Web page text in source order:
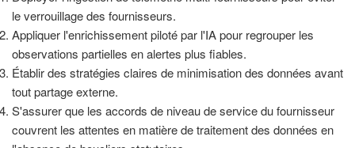
le verrouillage des fournisseurs.
Appliquer l'enrichissement piloté par l'IA pour regrouper les
observations partielles en alertes plus fiables.
Établir des stratégies claires de minimisation des données avant
tout partage externe.
S'assurer que les accords de niveau de service du fournisseur
couvrent les attentes en matière de traitement des données en